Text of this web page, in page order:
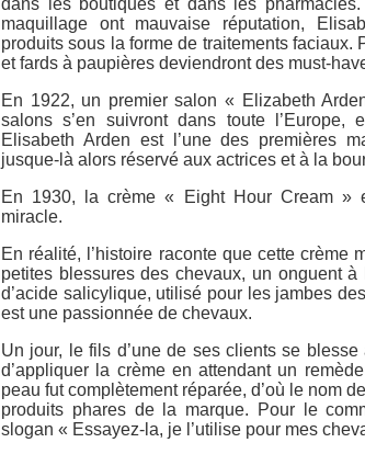
dans les boutiques et dans les
maquillage ont mauvaise réputation,
produits sous la forme de traitements faciaux.
et fards à paupières deviendront des must-
En 1922, un premier salon « Elizabeth
salons s’en suivront dans toute
Elisabeth Arden est l’une des premières
jusque-là alors réservé aux actrices et à la
En 1930, la crème « Eight Hour Cream »
miracle.
En réalité, l’histoire raconte que cette crème
petites blessures des chevaux, un onguent
d’acide salicylique, utilisé pour les jambes
est une passionnée de chevaux.
Un jour, le fils d’une de ses clients se
d’appliquer la crème en attendant un
peau fut complètement réparée, d’où le nom
produits phares de la marque. Pour le
slogan « Essayez-la, je l’utilise pour mes